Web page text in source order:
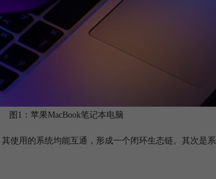
图1：苹果MacBook笔记本电脑
使用的系统均能互通，形成一个闭环生态链。其次是